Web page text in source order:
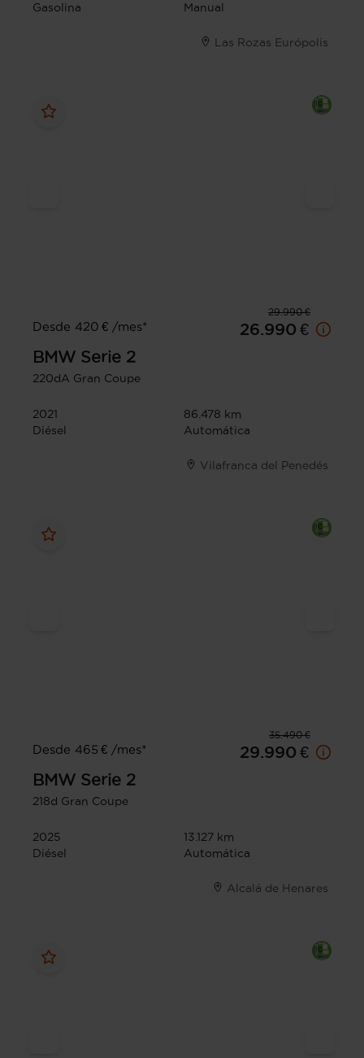
Gasolina
Manual
Las Rozas Európolis
29.990 €
Desde 420 € /mes*
26.990 €
BMW Serie 2
220dA Gran Coupe
2021
86.478 km
Diésel
Automática
Vilafranca del Penedés
35.490 €
Desde 465 € /mes*
29.990 €
BMW Serie 2
218d Gran Coupe
2025
13.127 km
Diésel
Automática
Alcalá de Henares